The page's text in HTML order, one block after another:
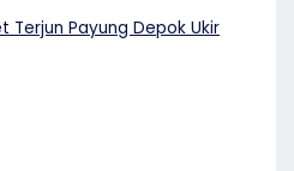
Terjun Payung Depok Ukir